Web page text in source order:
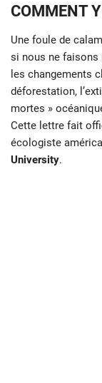
COMMENT
Une foule de
si nous ne faisons
les changements
déforestation,
mortes »
Cette lettre fait
écologiste
University.